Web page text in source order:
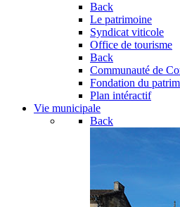
Back
Le patrimoine
Syndicat viticole
Office de tourisme
Back
Communauté de
Fondation du
Plan intéractif
Vie municipale
Back